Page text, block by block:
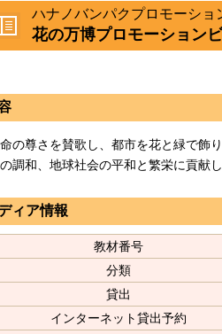
ハナノバンパクプロモーショ
花の万博プロモーション
の尊さを賛歌し、都市を花と緑で飾
調和、地球社会の平和と繁栄に貢献
ィア情報
教材番号
分類
貸出
インターネット貸出予約